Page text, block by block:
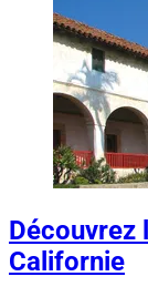
Découvrez
Californie